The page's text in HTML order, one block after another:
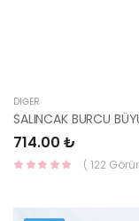
DIĞER
714.00 ₺
( 122